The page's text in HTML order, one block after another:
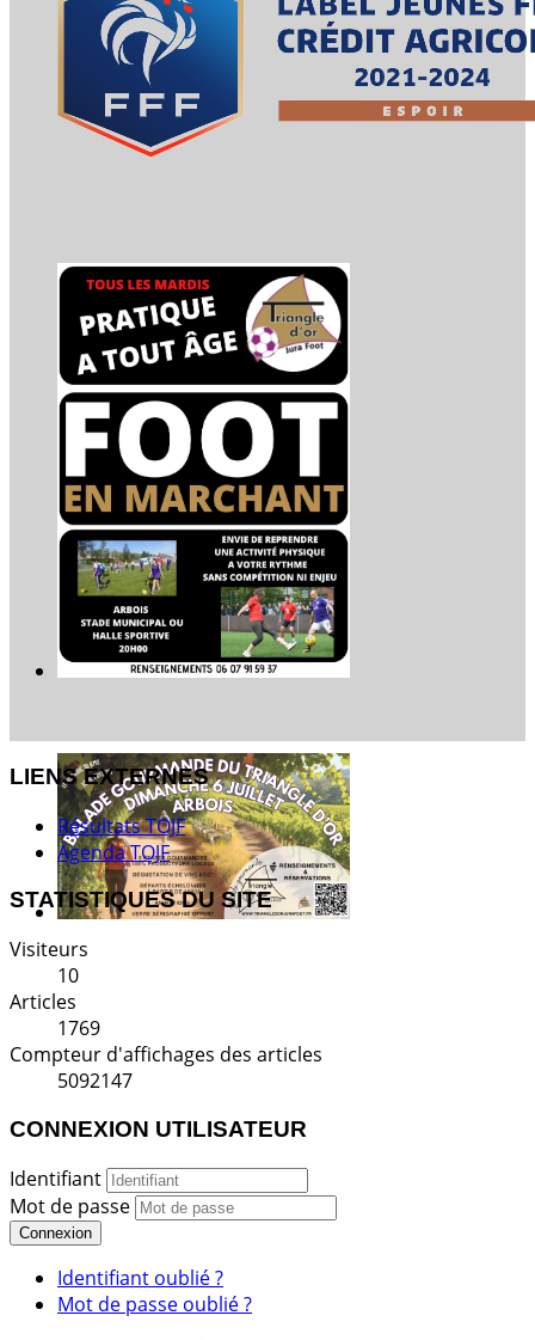
LIENS EXTERNES
Résultats TOJF
Agenda TOJF
STATISTIQUES DU SITE
Visiteurs
10
Articles
1769
Compteur d'affichages des articles
5092147
CONNEXION UTILISATEUR
Identifiant
Mot de passe
Connexion
Identifiant oublié ?
Mot de passe oublié ?